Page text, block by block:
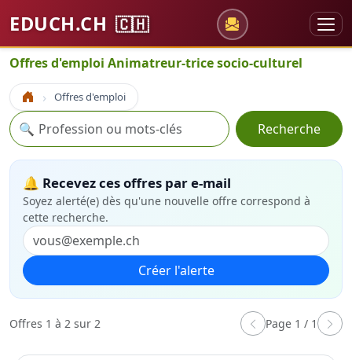
EDUCH.CH 🇨🇭
Offres d'emploi Animatreur-trice socio-culturel
Accueil Offres d'emploi
Recherche
🔍 Recherche
🔔 Recevez ces offres par e-mail
Soyez alerté(e) dès qu'une nouvelle offre correspond à
cette recherche.
Créer l'alerte
Offres 1 à 2 sur 2 Page 1 / 1